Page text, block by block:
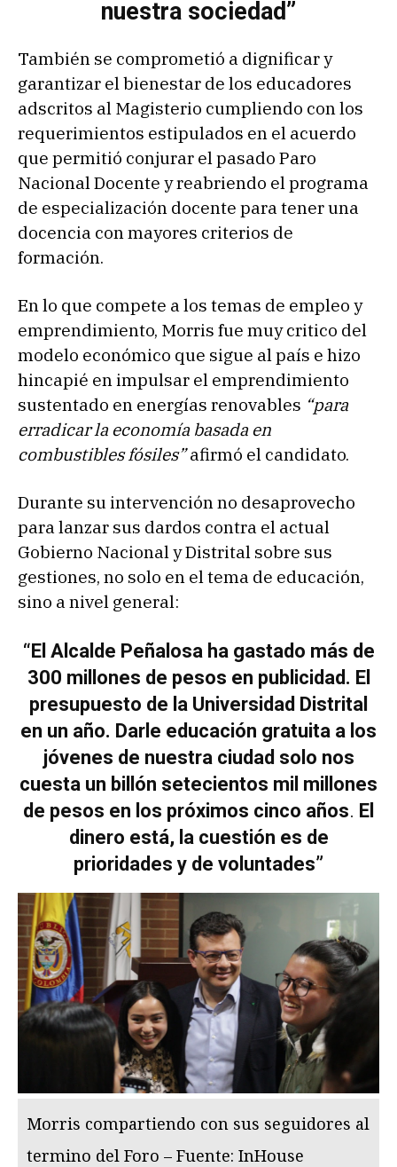
nuestra sociedad”
También se comprometió a dignificar y
garantizar el bienestar de los educadores
adscritos al Magisterio cumpliendo con los
requerimientos estipulados en el acuerdo
que permitió conjurar el pasado Paro
Nacional Docente y reabriendo el programa
de especialización docente para tener una
docencia con mayores criterios de
formación.
En lo que compete a los temas de empleo y
emprendimiento, Morris fue muy critico del
modelo económico que sigue al país e hizo
hincapié en impulsar el emprendimiento
sustentado en energías renovables “para
erradicar la economía basada en
combustibles fósiles”afirmó el candidato.
Durante su intervención no desaprovecho
para lanzar sus dardos contra el actual
Gobierno Nacional y Distrital sobre sus
gestiones, no solo en el tema de educación,
sino a nivel general:
“El Alcalde Peñalosa ha gastado más de
300 millones de pesos en publicidad. El
presupuesto de la Universidad Distrital
en un año. Darle educación gratuita a los
jóvenes de nuestra ciudad solo nos
cuesta un billón setecientos mil millones
de pesos en los próximos cinco años. El
dinero está, la cuestión es de
prioridades y de voluntades”
Morris compartiendo con sus seguidores al
termino del Foro – Fuente: InHouse